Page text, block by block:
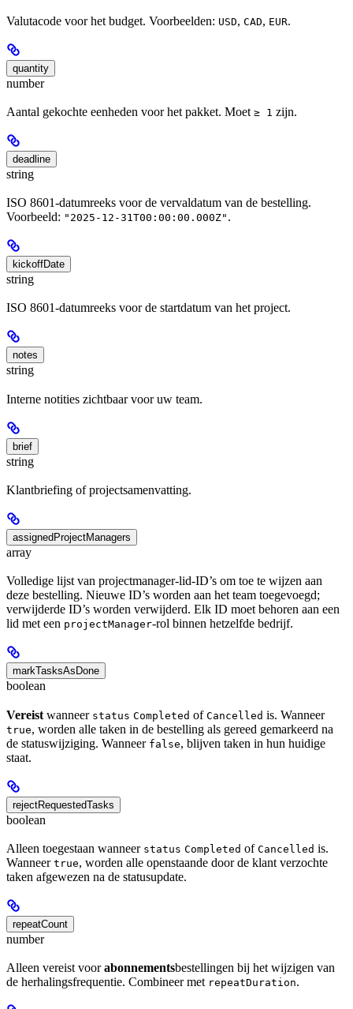
Valutacode voor het budget. Voorbeelden: USD, CAD, EUR.
quantity
number
Aantal gekochte eenheden voor het pakket. Moet ≥ 1 zijn.
deadline
string
ISO 8601-datumreeks voor de vervaldatum van de bestelling.
Voorbeeld: "2025-12-31T00:00:00.000Z" .
kickoffDate
string
ISO 8601-datumreeks voor de startdatum van het project.
notes
string
Interne notities zichtbaar voor uw team.
brief
string
Klantbriefing of projectsamenvatting.
assignedProjectManagers
array
Volledige lijst van projectmanager-lid-ID’s om toe te wijzen aan
deze bestelling. Nieuwe ID’s worden aan het team toegevoegd;
verwijderde ID’s worden verwijderd. Elk ID moet behoren aan een
lid met een projectManager-rol binnen hetzelfde bedrijf.
markTasksAsDone
boolean
Vereist wanneer status Completed of Cancelled is. Wanneer
true, worden alle taken in de bestelling als gereed gemarkeerd na
de statuswijziging. Wanneer false, blijven taken in hun huidige
staat.
rejectRequestedTasks
boolean
Alleen toegestaan wanneer status Completed of Cancelled is.
Wanneer true, worden alle openstaande door de klant verzochte
taken afgewezen na de statusupdate.
repeatCount
number
Alleen vereist voorabonnementsbestellingen bij het wijzigen van
de herhalingsfrequentie. Combineer met repeatDuration.